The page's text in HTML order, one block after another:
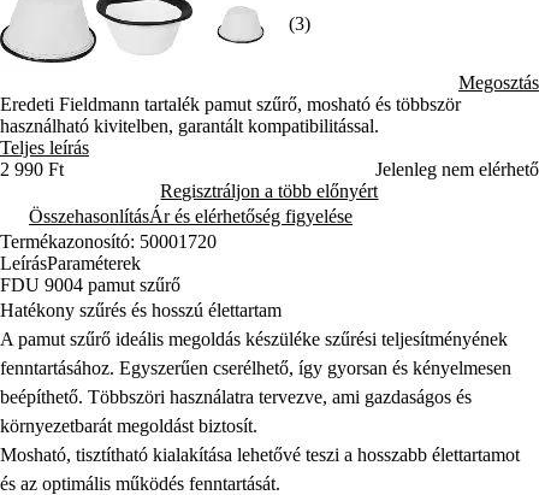
(3)
Megosztás
Eredeti Fieldmann tartalék pamut szűrő, mosható és többször
használható kivitelben, garantált kompatibilitással.
Teljes leírás
2 990 Ft
Jelenleg nem elérhető
Regisztráljon a több előnyért
ÖsszehasonlításÁr és elérhetőség figyelése
Termékazonosító: 50001720
LeírásParaméterek
FDU 9004 pamut szűrő
Hatékony szűrés és hosszú élettartam
A pamut szűrő ideális megoldás készüléke szűrési teljesítményének
fenntartásához. Egyszerűen cserélhető, így gyorsan és kényelmesen
beépíthető. Többszöri használatra tervezve, ami gazdaságos és
környezetbarát megoldást biztosít.
Mosható, tisztítható kialakítása lehetővé teszi a hosszabb élettartamot
és az optimális működés fenntartását.